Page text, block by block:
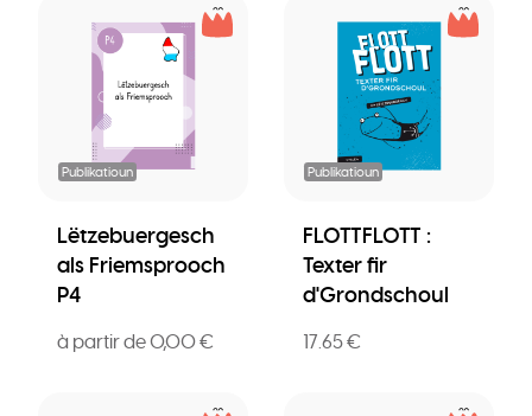
Publikatioun
Lëtzebuergesch
als Friemsprooch
P4
à partir de 0,00 €
Publikatioun
FLOTTFLOTT :
Texter fir
d'Grondschoul
17.65 €